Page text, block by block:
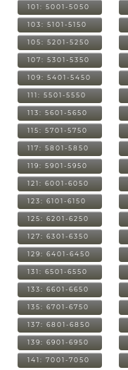
101: 5001-5050
103: 5101-5150
105: 5201-5250
107: 5301-5350
109: 5401-5450
111: 5501-5550
113: 5601-5650
115: 5701-5750
117: 5801-5850
119: 5901-5950
121: 6001-6050
123: 6101-6150
125: 6201-6250
127: 6301-6350
129: 6401-6450
131: 6501-6550
133: 6601-6650
135: 6701-6750
137: 6801-6850
139: 6901-6950
141: 7001-7050